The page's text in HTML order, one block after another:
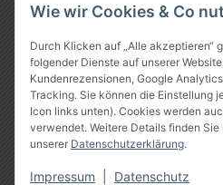
Wie wir Cookies & Co
Durch Klicken auf „Alle akzeptieren“
folgender Dienste auf unserer
Kundenrezensionen, Google
Tracking. Sie können die Einstellung
Icon links unten). Cookies werden
verwendet. Weitere Details finden Sie
unserer Datenschutzerklärung.
Impressum Datenschutz
Vertrag